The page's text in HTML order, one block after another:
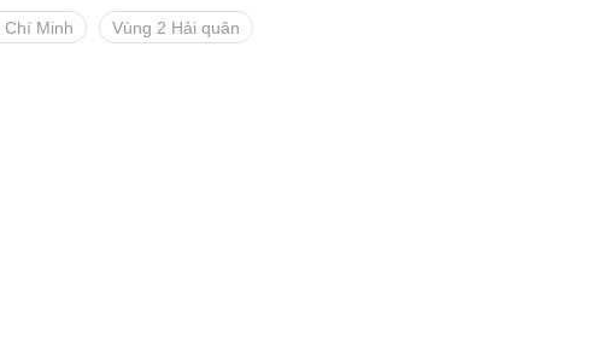
Minh Vùng 2 Hải quân